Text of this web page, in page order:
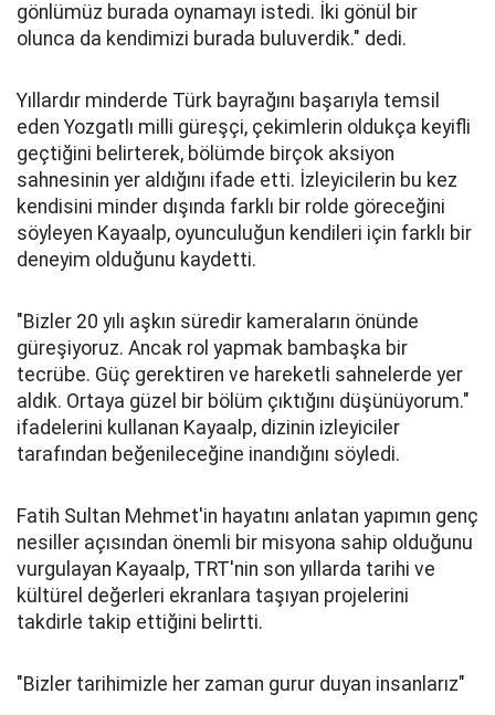
gönlümüz burada oynamayı istedi. İki gönül bir
olunca da kendimizi burada buluverdik." dedi.
Yıllardır minderde Türk bayrağını başarıyla temsil
eden Yozgatlı milli güreşçi, çekimlerin oldukça keyifli
geçtiğini belirterek, bölümde birçok aksiyon
sahnesinin yer aldığını ifade etti. İzleyicilerin bu kez
kendisini minder dışında farklı bir rolde göreceğini
söyleyen Kayaalp, oyunculuğun kendileri için farklı bir
deneyim olduğunu kaydetti.
"Bizler 20 yılı aşkın süredir kameraların önünde
güreşiyoruz. Ancak rol yapmak bambaşka bir
tecrübe. Güç gerektiren ve hareketli sahnelerde yer
aldık. Ortaya güzel bir bölüm çıktığını düşünüyorum."
ifadelerini kullanan Kayaalp, dizinin izleyiciler
tarafından beğenileceğine inandığını söyledi.
Fatih Sultan Mehmet'in hayatını anlatan yapımın genç
nesiller açısından önemli bir misyona sahip olduğunu
vurgulayan Kayaalp, TRT'nin son yıllarda tarihi ve
kültürel değerleri ekranlara taşıyan projelerini
takdirle takip ettiğini belirtti.
"Bizler tarihimizle her zaman gurur duyan insanlarız"